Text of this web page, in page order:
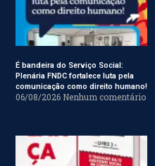
É bandeira do Serviço Social:
Plenária FNDC fortalece luta pela
comunicação como direito humano!
06/08/2026 Nenhum comentário